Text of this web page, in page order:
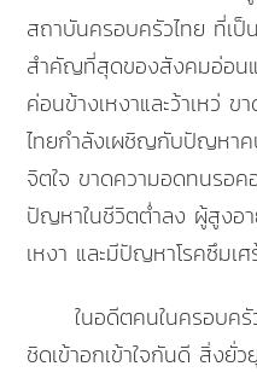
สถาบันครอบครัวไทย ที่เ
สำคัญที่สุดของสังคมอ่อนแ
ค่อนข้างเหงาและว้าเหว่ ข
ไทยกำลังเผชิญกับปัญหา
จิตใจ ขาดความอดทนรอค
ปัญหาในชีวิตต่ำลง ผู้สูงอ
เหงา และมีปัญหาโรคซึมเ
ในอดีตคนในครอบค
ชิดเข้าอกเข้าใจกันดี สิ่งยั่